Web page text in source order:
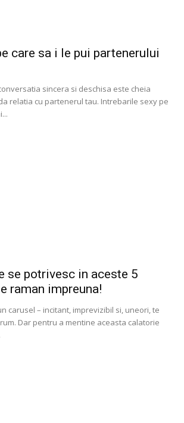
care sa i le pui partenerului
sincera si deschisa este cheia
relatia cu partenerul tau. Intrebarile sexy pe
se potrivesc in aceste 5
raman impreuna!
carusel – incitant, imprevizibil si, uneori, te
Dar pentru a mentine aceasta calatorie